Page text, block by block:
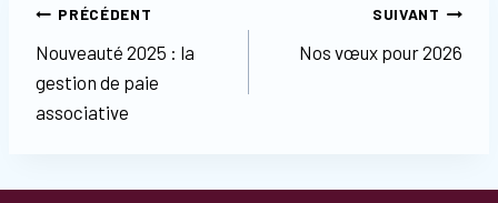
Navigation
de
l’article
PRÉCÉDENT
Nouveauté 2025 : la
gestion de paie
associative
SUIVANT
Nos vœux pour 2026